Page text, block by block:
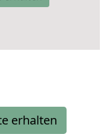
erhalten